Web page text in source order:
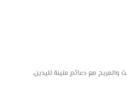
مع دعائم متينة لليدين،